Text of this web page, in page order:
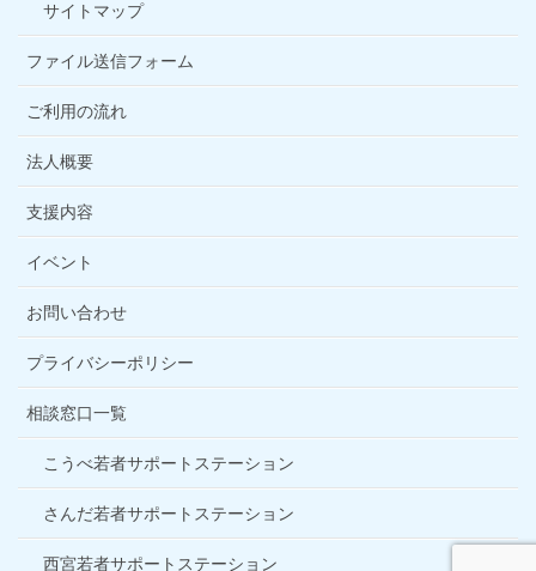
サイトマップ
ファイル送信フォーム
ご利用の流れ
法人概要
支援内容
イベント
お問い合わせ
プライバシーポリシー
相談窓口一覧
こうべ若者サポートステーション
さんだ若者サポートステーション
西宮若者サポートステーション